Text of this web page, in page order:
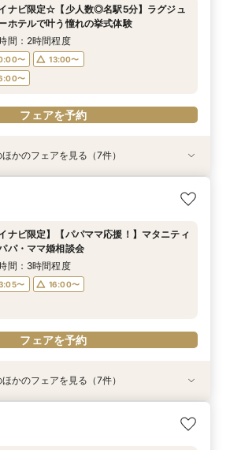
〜 16:00〜
フェアを予約
〜 16:00〜
フェアを予約
〜 16:00〜
フェアを予約
〜 16:00〜
フェアを予約
〜 16:00〜
フェアを予約
〜
13:00〜
〜
フェアを予約
じめて相談会【1日で完結】
間：3時間程度
フェアを予約
ナビ限定☆【少人数◎名駅5分】ラグジュ
ホテルで叶う憧れの挙式体験
間：2時間程度
〜
13:00〜
〜
フェアを予約
ナビ限定】【パパママ応援！】マタニティ
パ・ママ婚相談会
13:05〜 16:00〜
ナビ限定】【挙式＋少人数会食検討の方必
アットホームパーティ
13:00〜 16:00〜
ナビ限定】【3カ月以内で叶える高コスパ
温もりチャペル×選べる会場
13:00〜 16:00〜
ナビ限定】先輩花嫁大絶賛♪☆リゾート挙
帰国後パーティ－相談会☆
13:00〜 16:00〜
ナビ限定】衣装サロン見学付き相談会♪ブ
ドレスも！【衣装特典も】
13:00〜 16:00〜
あり
特典×2万円試食◇【10名46万円～】ラグ
リーホテルで叶う家族挙式
9:00〜
ナビ限定】来館で10,000円・さらにご成
円の電子マネープレゼントキャン
じめて相談会【1日で完結】
間：3時間程度
かのフェアを見る（7件）
イナビ限定】【パパママ応援！】マタニティ
パ・ママ婚相談会
間：3時間程度
〜 16:00〜
フェアを予約
ナビ限定／【必要なものだけ】ぴったり見
お得プラン♪最大28万優待
ナビ限定】【挙式＋少人数会食検討の方必
アットホームパーティ
ナビ限定】【3カ月以内で叶える高コスパ
温もりチャペル×選べる会場
ナビ限定】先輩花嫁大絶賛♪☆リゾート挙
帰国後パーティ－相談会☆
ナビ限定】衣装サロン見学付き相談会♪ブ
ドレスも！【衣装特典も】
ナビ限定】賢い結婚式を挙げよう☆平日挙
得！
ナビ限定】来館で10,000円・さらにご成
円の電子マネープレゼントキャン
かのフェアを見る（7件）